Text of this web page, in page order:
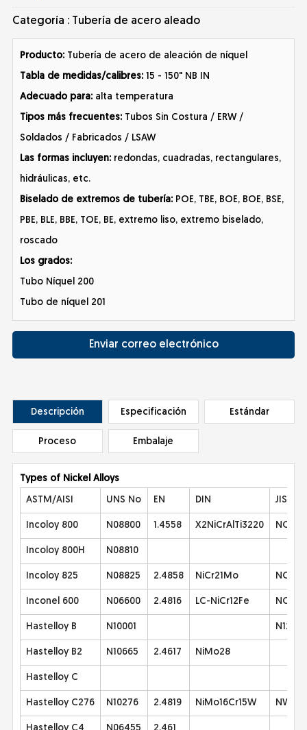
Categoría : Tubería de acero aleado
Producto:Tubería de acero de aleación de níquel
Tabla de medidas/calibres:15 - 150" NB IN
Adecuado para: alta temperatura
Tipos más frecuentes:Tubos Sin Costura / ERW /
Soldados / Fabricados / LSAW
Las formas incluyen: redondas, cuadradas, rectangulares,
hidráulicas, etc.
Biselado de extremos de tubería:POE, TBE, BOE, BOE, BSE,
PBE, BLE, BBE, TOE, BE, extremo liso, extremo biselado,
roscado
Los grados:
Tubo Níquel 200
Tubo de níquel 201
Enviar correo electrónico
Descripción Especificación Estándar
Proceso Embalaje
Types of Nickel Alloys
ASTM/AISI UNS No EN DIN JIS
Incoloy 800 N08800 1.4558 X2NiCrAlTi3220 NCF2B
Incoloy 800H N08810
Incoloy 825 N08825 2.4858 NiCr21Mo
Inconel 600 N06600 2.4816 LC-NiCr12Fe NCF1B
Hastelloy B N10001 N12MV
Hastelloy B2 N10665 2.4617 NiMo28
Hastelloy C
Hastelloy C276 N10276 2.4819 NiMo16Cr15W NW